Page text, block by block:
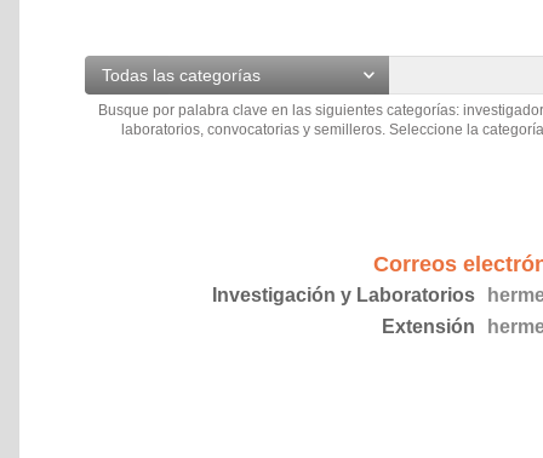
Todas las categorías
Busque por palabra clave en las siguientes categorías:
laboratorios, convocatorias y semilleros. Seleccione la
Correos
Investigación y Laboratorios
Extensión